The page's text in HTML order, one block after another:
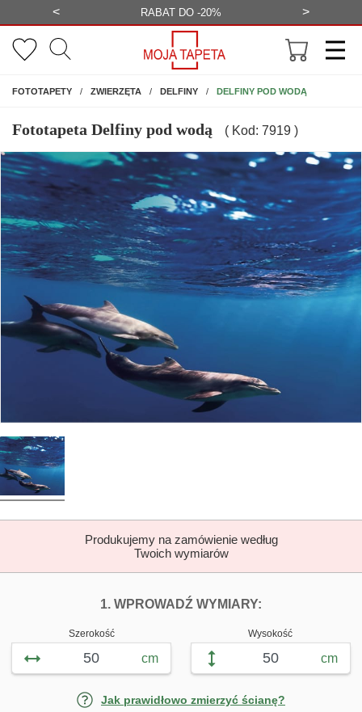
< BEZPŁATNA WIZUALIZACJA >
FOTOTAPETYNA ŚCIANĘ
ZWIERZĘTA DELFINY DELFINY POD WODĄ
Fototapeta Delfiny pod wodą ( Kod: 7919 )
Produkujemy na zamówienie według
Twoich wymiarów
1. WPROWADŹ WYMIARY:
Szerokość
cm
Wysokość
cm
Jak prawidłowo zmierzyć ścianę?